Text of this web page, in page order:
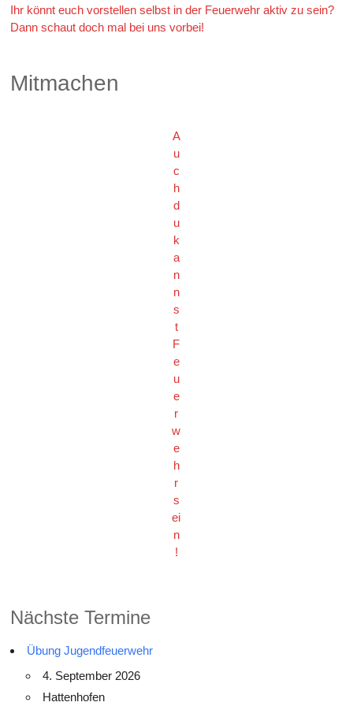
Ihr könnt euch vorstellen selbst in der Feuerwehr aktiv zu sein?
Dann schaut doch mal bei uns vorbei!
Mitmachen
A
u
c
h
d
u
k
a
n
n
s
t
F
e
u
e
r
w
e
h
r
s
ei
n
!
Nächste Termine
Übung Jugendfeuerwehr
4. September 2026
Hattenhofen